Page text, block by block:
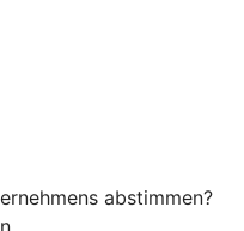
abstimmen?